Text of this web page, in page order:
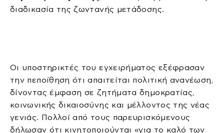
διαδικασία της ζωντανής μετάδοσης.
Οι υποστηρικτές του εγχειρήματος εξέφρασαν
την πεποίθηση ότι απαιτείται πολιτική ανανέωση,
δίνοντας έμφαση σε ζητήματα δημοκρατίας,
κοινωνικής δικαιοσύνης και μέλλοντος της νέας
γενιάς. Πολλοί από τους παρευρισκόμενους
δήλωσαν ότι κινητοποιούνται «για το καλό των